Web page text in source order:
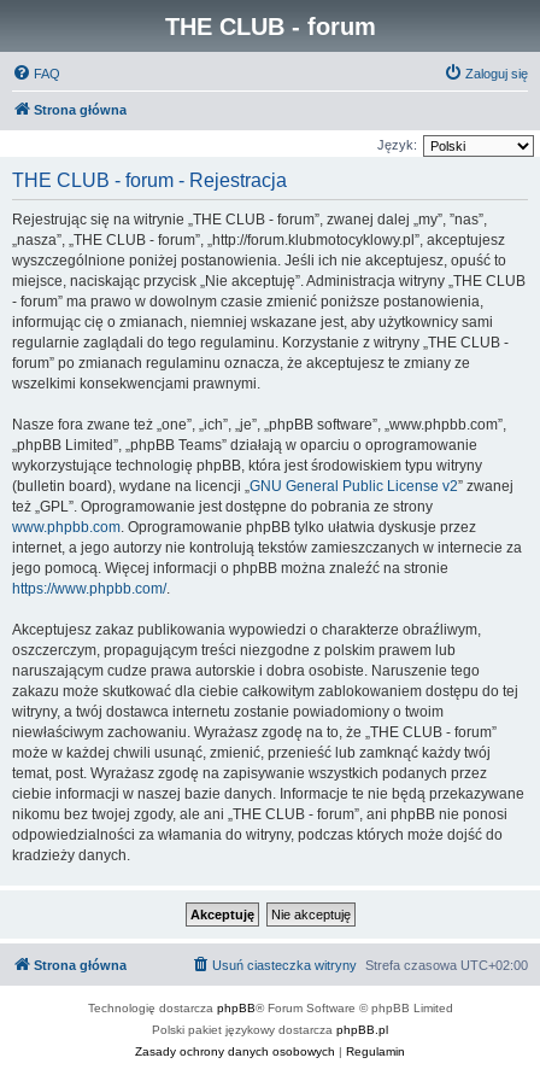
THE CLUB - forum
FAQ Zaloguj się
Strona główna
Język:
THE CLUB - forum - Rejestracja
Rejestrując się na witrynie „THE CLUB - forum”, zwanej dalej „my”, ”nas”,
„nasza”, „THE CLUB - forum”, „http://forum.klubmotocyklowy.pl”, akceptujesz
wyszczególnione poniżej postanowienia. Jeśli ich nie akceptujesz, opuść to
miejsce, naciskając przycisk „Nie akceptuję”. Administracja witryny „THE CLUB
- forum” ma prawo w dowolnym czasie zmienić poniższe postanowienia,
informując cię o zmianach, niemniej wskazane jest, aby użytkownicy sami
regularnie zaglądali do tego regulaminu. Korzystanie z witryny „THE CLUB -
forum” po zmianach regulaminu oznacza, że akceptujesz te zmiany ze
wszelkimi konsekwencjami prawnymi.
Nasze fora zwane też „one”, „ich”, „je”, „phpBB software”, „www.phpbb.com”,
„phpBB Limited”, „phpBB Teams” działają w oparciu o oprogramowanie
wykorzystujące technologię phpBB, która jest środowiskiem typu witryny
(bulletin board), wydane na licencji „GNU General Public License v2” zwanej
też „GPL”. Oprogramowanie jest dostępne do pobrania ze strony
www.phpbb.com. Oprogramowanie phpBB tylko ułatwia dyskusje przez
internet, a jego autorzy nie kontrolują tekstów zamieszczanych w internecie za
jego pomocą. Więcej informacji o phpBB można znaleźć na stronie
https://www.phpbb.com/.
Akceptujesz zakaz publikowania wypowiedzi o charakterze obraźliwym,
oszczerczym, propagującym treści niezgodne z polskim prawem lub
naruszającym cudze prawa autorskie i dobra osobiste. Naruszenie tego
zakazu może skutkować dla ciebie całkowitym zablokowaniem dostępu do tej
witryny, a twój dostawca internetu zostanie powiadomiony o twoim
niewłaściwym zachowaniu. Wyrażasz zgodę na to, że „THE CLUB - forum”
może w każdej chwili usunąć, zmienić, przenieść lub zamknąć każdy twój
temat, post. Wyrażasz zgodę na zapisywanie wszystkich podanych przez
ciebie informacji w naszej bazie danych. Informacje te nie będą przekazywane
nikomu bez twojej zgody, ale ani „THE CLUB - forum”, ani phpBB nie ponosi
odpowiedzialności za włamania do witryny, podczas których może dojść do
kradzieży danych.
Strona główna Strefa czasowa UTC+02:00
Usuń ciasteczka witryny
Technologię dostarcza phpBB® Forum Software © phpBB Limited
Polski pakiet językowy dostarcza phpBB.pl
Zasady ochrony danych osobowych | Regulamin